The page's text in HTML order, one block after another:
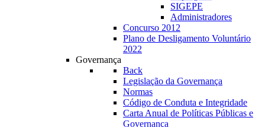
SIGEPE
Administradores
Concurso 2012
Plano de Desligamento Voluntário
2022
Governança
Back
Legislação da Governança
Normas
Código de Conduta e Integridade
Carta Anual de Políticas Públicas e
Governança